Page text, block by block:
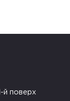
й поверх